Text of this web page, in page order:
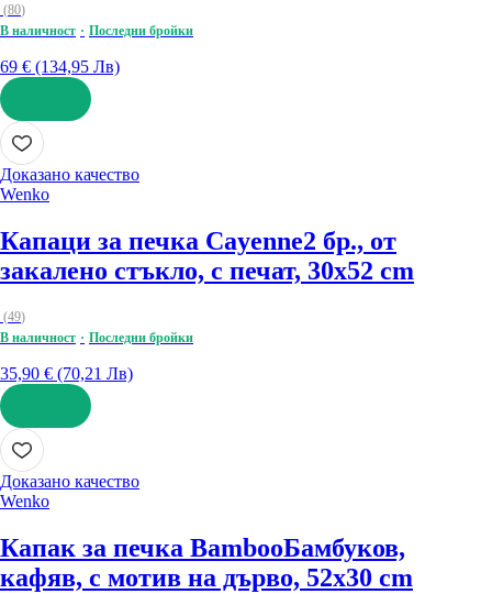
(80)
В наличност
Последни бройки
69 € (134,95 Лв)
ДОБАВИ
Доказано качество
Wenko
Капаци за печка Cayenne2 бр., от
закалено стъкло, с печат, 30x52 cm
(49)
В наличност
Последни бройки
35,90 € (70,21 Лв)
ДОБАВИ
Доказано качество
Wenko
Капак за печка BambooБамбуков,
кафяв, с мотив на дърво, 52x30 cm